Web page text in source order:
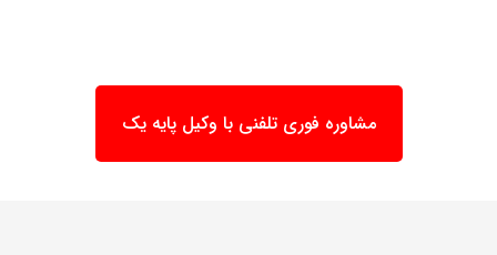
مشاوره فوری تلفنی با وکیل پایه یک